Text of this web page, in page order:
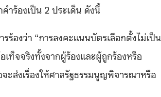
ำร้องเป็น 2 ประเด็น ดังนี้
ร้องว่า “การลงคะแนนบัตรเลือกตั้งไม่เป็น
ท็จจริงทั้งจากผู้ร้องและผู้ถูกร้องหรือ
ส่งเรื่องให้ศาลรัฐธรรมนูญพิจารณาหรือ